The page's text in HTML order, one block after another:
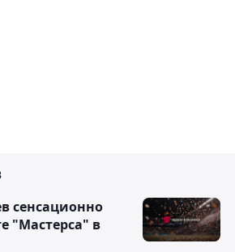
сенсационно
"Мастерса" в